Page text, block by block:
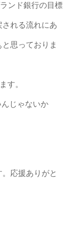
ンド銀行の目標
れる流れにあ
思っておりま
す。
じゃないか
応援ありがと